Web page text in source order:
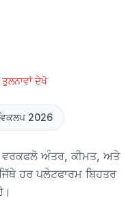
ਦੇਖੋ
2026
ਅੰਤਰ, ਕੀਮਤ, ਅਤੇ
ਹਰ ਪਲੇਟਫਾਰਮ ਬਿਹਤਰ